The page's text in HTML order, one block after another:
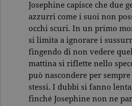
Josephine capisce che due
azzurri come i suoi non
occhi scuri. In un primo
si limita a ignorare i
fingendo di non vedere
mattina si riflette nello
può nascondere per
stessi. I dubbi si fanno
finché Josephine non ne